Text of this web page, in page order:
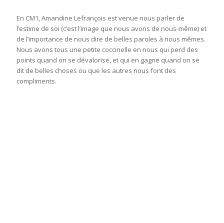
En CM1, Amandine Lefrançois est venue nous parler de
l’estime de soi (c’est l’image que nous avons de nous-même) et
de l’importance de nous dire de belles paroles à nous mêmes.
Nous avons tous une petite coccinelle en nous qui perd des
points quand on se dévalorise, et qui en gagne quand on se
dit de belles choses ou que les autres nous font des
compliments.